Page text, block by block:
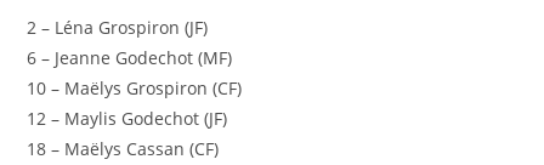
2 – Léna Grospiron (JF)
6 – Jeanne Godechot (MF)
10 – Maëlys Grospiron (CF)
12 – Maylis Godechot (JF)
18 – Maëlys Cassan (CF)